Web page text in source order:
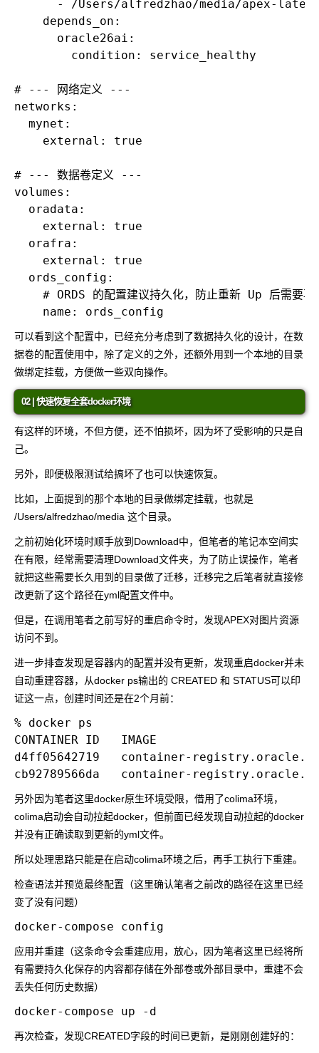
- /Users/alfredzhao/media/apex-
    depends_on:
      oracle26ai:
        condition: service_healthy
# --- 网络定义 ---
networks:
  mynet:
    external: true
# --- 数据卷定义 ---
volumes:
  oradata:
    external: true
  orafra:
    external: true
  ords_config:
# ORDS 的配置建议持久化，防止重新 Up 后需要再
可以看到这个配置中，已经充分考虑到了数据持久化的设计，在数
据卷的配置使用中，除了定义的之外，还额外用到一个本地的目录
做绑定挂载，方便做一些双向操作。
02 | 快速恢复全套docker环境
有这样的环境，不但方便，还不怕损坏，因为坏了受影响的只是自
己。
另外，即便极限测试给搞坏了也可以快速恢复。
比如，上面提到的那个本地的目录做绑定挂载，也就是
/Users/alfredzhao/media 这个目录。
之前初始化环境时顺手放到Download中，但笔者的笔记本空间实
在有限，经常需要清理Download文件夹，为了防止误操作，笔者
就把这些需要长久用到的目录做了迁移，迁移完之后笔者就直接修
改更新了这个路径在yml配置文件中。
但是，在调用笔者之前写好的重启命令时，发现APEX对图片资源
访问不到。
进一步排查发现是容器内的配置并没有更新，发现重启docker并未
自动重建容器，从docker ps输出的 CREATED 和 STATUS可以印
证这一点，创建时间还是在2个月前：
% docker ps
CONTAINER ID   IMAGE
d4ff05642719   container-
另外因为笔者这里docker原生环境受限，借用了colima环境，
colima启动会自动拉起docker，但前面已经发现自动拉起的docker
并没有正确读取到更新的yml文件。
所以处理思路只能是在启动colima环境之后，再手工执行下重建。
检查语法并预览最终配置（这里确认笔者之前改的路径在这里已经
变了没有问题）
应用并重建（这条命令会重建应用，放心，因为笔者这里已经将所
有需要持久化保存的内容都存储在外部卷或外部目录中，重建不会
丢失任何历史数据）
再次检查，发现CREATED字段的时间已更新，是刚刚创建好的：